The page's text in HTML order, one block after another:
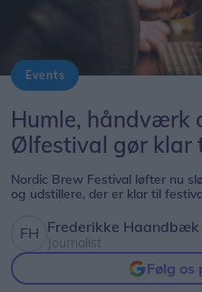
Events
Humle, håndværk
Ølfestival gør klar
Nordic Brew Festival løfter nu
og udstillere, der er klar til
Frederikke Haandbæk
Journalist
Følg os